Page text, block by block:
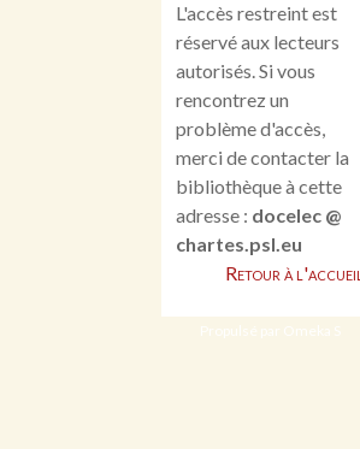
L'accès restreint est
réservé aux lecteurs
autorisés. Si vous
rencontrez un
problème d'accès,
merci de contacter la
bibliothèque à cette
adresse : docelec @
chartes.psl.eu
Retour à l'accueil
Propulsé par Omeka S